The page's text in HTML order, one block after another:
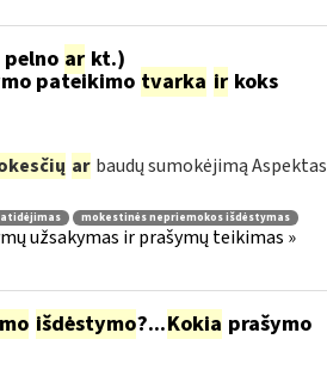
arkt.)
pateikimo tvarka irkoks
ar baudų sumokėjimą Aspektas
mokestinės nepriemokos išdėstymas
užsakymas ir prašymų teikimas »
išdėstymo?...Kokia prašymo